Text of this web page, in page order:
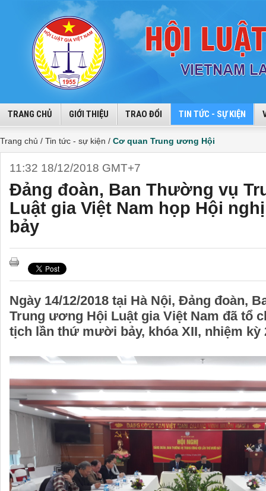
TRANG CHỦ GIỚI THIỆU TRAO ĐỔI TIN TỨC - SỰ KIỆN
Trang chủ / Tin tức - sự kiện / Cơ quan Trung ương Hội
11:32 18/12/2018 GMT+7
Đảng đoàn, Ban Thường vụ
Luật gia Việt Nam họp Hội
bảy
Ngày 14/12/2018 tại Hà Nội, Đảng đoàn,
Trung ương Hội Luật gia Việt Nam đã tổ
tịch lần thứ mười bảy, khóa XII, nhiệm kỳ